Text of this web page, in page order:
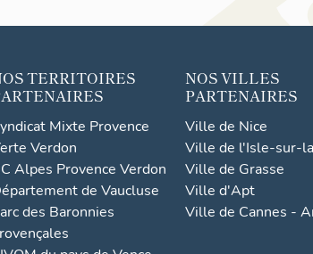
TERRITOIRES
Mixte Provence
Verdon
Alpes Provence Verdon
de Vaucluse
des Baronnies
NOS VILLES
PARTENAIRES
Ville de Nice
Ville de l'Isle-sur-
Ville de Grasse
Ville d'Apt
Ville de Cannes -